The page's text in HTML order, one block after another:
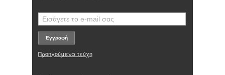
Προηγούμενα τεύχη